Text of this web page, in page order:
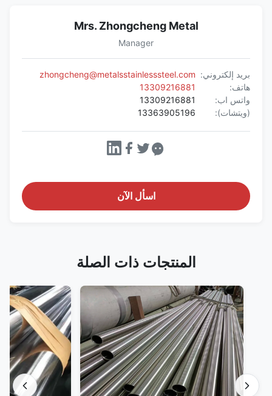
Mrs. Zhongcheng Metal
Manager
بريد إلكتروني: zhongcheng@metalsstainlesssteel.com
هاتف:
13309216881
واتس اب:
13309216881
(ويتشات):
13363905196
اسأل الآن
المنتجات ذات الصلة